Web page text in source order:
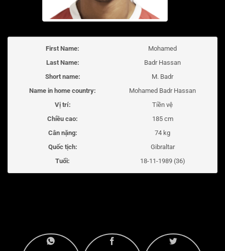
First Name:
Mohamed
Last Name:
Badr Hassan
Short name:
M. Badr
Name in home country:
Mohamed Badr Hassan
Vị trí:
Tiền vệ
Chiều cao:
185 cm
Cân nặng:
74 kg
Quốc tịch:
Gibraltar
Tuổi:
18-11-1989 (36)